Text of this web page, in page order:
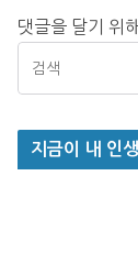
댓글을 달기 위
지금이 내 인